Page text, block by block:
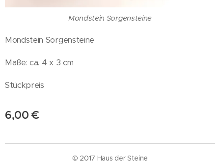
Mondstein Sorgensteine
Mondstein Sorgensteine
Maße: ca. 4 x 3 cm
Stückpreis
6,00 €
© 2017 Haus der Steine